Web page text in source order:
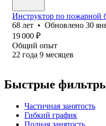
Инструктор по пожарной
68 лет • Обновлено 30
19 000 ₽
Общий опыт
22 года 9 месяцев
Быстрые
Частичная занятость
Гибкий график
Полная занятость